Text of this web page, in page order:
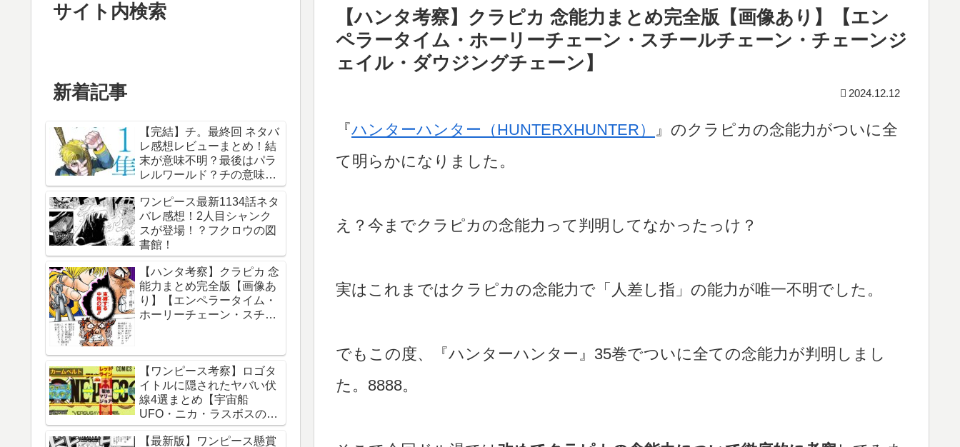
【ハンタ考察】クラピカ 念能力まとめ完全版【画像あり】【エン
ペラータイム・ホーリーチェーン・スチールチェーン・チェーンジ
ェイル・ダウジングチェーン】
2024.12.12
『ハンターハンター（HUNTERXHUNTER）
』のクラピカの念能力がついに全
て明らかになりました。
え？今までクラピカの念能力って判明してなかったっけ？
実はこれまではクラピカの念能力で「人差し指」の能力が唯一不明でした。
でもこの度、『ハンターハンター』35巻でついに全ての念能力が判明しまし
た。8888。
サイト内検索
新着記事
【完結】チ。最終回 ネタバ
レ感想レビューまとめ！結
末が意味不明？最後はパラ
レルワールド？チの意味
は？内容あらすじは？アル
ベルト・ブルゼフスキと
は？【総合評価評判】【地
球の運動について】
ワンピース最新1134話ネタ
バレ感想！2人目シャンク
スが登場！？フクロウの図
書館！
【ハンタ考察】クラピカ 念
能力まとめ完全版【画像あ
り】【エンペラータイム・
ホーリーチェーン・スチー
ン】
【ワンピース考察】ロゴタ
イトルに隠されたヤバい伏
線4選まとめ【宇宙船
UFO・ニカ・ラスボスのイ
ム様・グランドライン】
【最新版】ワンピース懸賞